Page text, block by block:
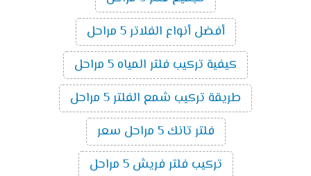
أفضل أنواع الفلاتر 5 مراحل
كيفية تركيب فلتر المياه 5 مراحل
طريقة تركيب شمع الفلتر 5 مراحل
فلتر تانك 5 مراحل سعر
تركيب فلتر فريش 5 مراحل